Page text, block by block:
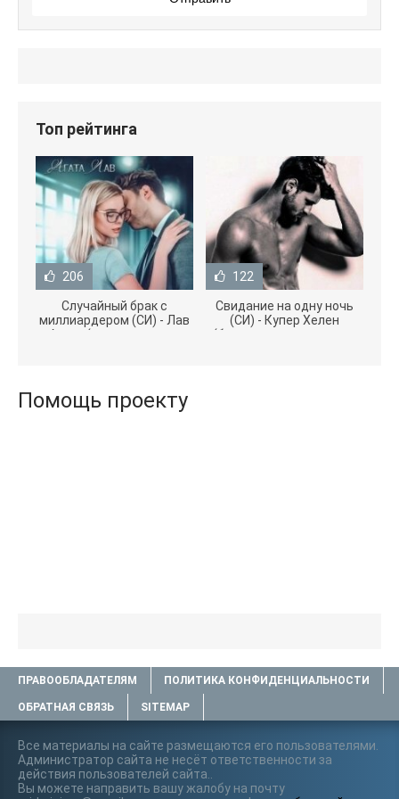
Топ рейтинга
206
Случайный брак с
миллиардером (СИ) - Лав
Агата (полная версия
122
Свидание на одну ночь
(СИ) - Купер Хелен
(бесплатные серии книг
Помощь проекту
ПРАВООБЛАДАТЕЛЯМ ПОЛИТИКА КОНФИДЕНЦИАЛЬНОСТИ
ОБРАТНАЯ СВЯЗЬ SITEMAP
Все материалы на сайте размещаются его пользователями.
Администратор сайта не несёт ответственности за
действия пользователей сайта..
Вы можете направить вашу жалобу на почту